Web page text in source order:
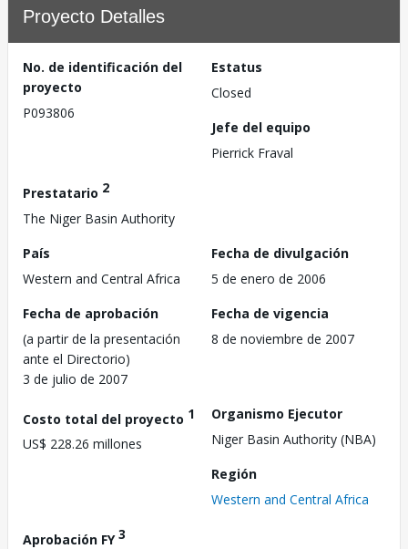
Proyecto Detalles
No. de identificación del
proyecto
P093806
Estatus
Closed
Jefe del equipo
Pierrick Fraval
Prestatario 2
The Niger Basin Authority
País
Western and Central Africa
Fecha de divulgación
5 de enero de 2006
Fecha de aprobación
(a partir de la presentación
ante el Directorio)
3 de julio de 2007
Fecha de vigencia
8 de noviembre de 2007
Costo total del proyecto 1
US$ 228.26 millones
Organismo Ejecutor
Niger Basin Authority (NBA)
Región
Western and Central Africa
Aprobación FY3